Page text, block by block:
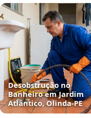
Desobstrução no
Banheiro em Jardim
Atlântico, Olinda‑PE